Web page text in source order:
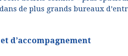
de plus grands bureaux
d’accompagnement